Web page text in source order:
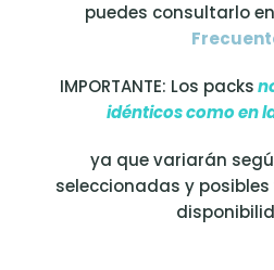
puedes consultarlo
IMPORTANTE: Los packs
idénticos como en
ya que variarán
seleccionadas y